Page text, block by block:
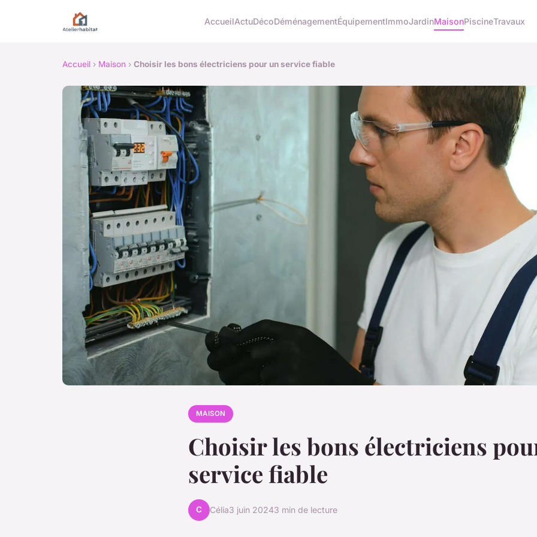
AccueilActuDécoDéménagementÉquipementImmoJardinMaisonPiscineTravaux
Accueil › Maison › Choisir les bons électriciens pour un service fiable
MAISON
Choisir les bons électriciens
service fiable
C Célia3 juin 20243 min de lecture